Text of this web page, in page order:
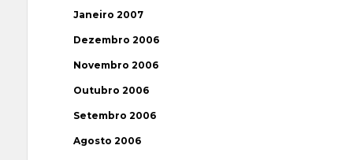
Janeiro 2007
Dezembro 2006
Novembro 2006
Outubro 2006
Setembro 2006
Agosto 2006